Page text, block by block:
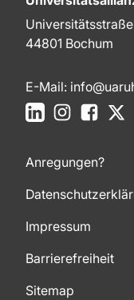
Universitätsstraße
44801 Bochum
E-Mail:
LinkedInInstagram
Anregungen?
Impressum
Barrierefreiheit
Sitemap